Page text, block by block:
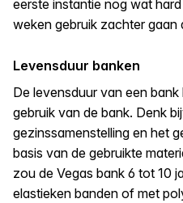
eerste instantie nog wat
weken gebruik zachter gaan
Levensduur banken
De levensduur van een
gebruik van de bank. Denk
gezinssamenstelling en het
basis van de gebruikte
zou de Vegas bank 6 tot 10
elastieken banden of met